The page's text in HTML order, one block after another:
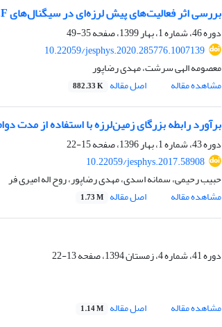
بررسی اثر فعالیت‌های پیش لرزه‌ای در سیگنال‌های VLF ثبت شده در گیرنده تهران
دوره 46، شماره 1، بهار 1399، صفحه
35-49
10.22059/jesphys.2020.285776.1007139
معصومه الهی سرشت، مهدی رضاپور
مشاهده مقاله
اصل مقاله 882.33 K
برآورد رابطه بزرگای زمین‌لرزه با استفاده از مدت
دوره 43، شماره 1، بهار 1396، صفحه
15-22
10.22059/jesphys.2017.58908
حبیب رحیمی، سمانه اسدی، مهدی رضاپور، روح اله امیری فر
مشاهده مقاله
اصل مقاله 1.73 M
دوره 41، شماره 4، زمستان 1394، صفحه
13-22
مشاهده مقاله
اصل مقاله 1.14 M